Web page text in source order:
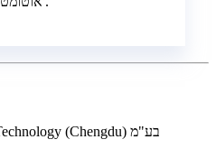
חברת Haier Biomedical Technology (Chengdu) בע"מ